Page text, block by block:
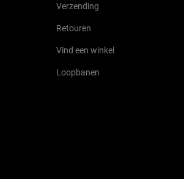
Verzending
Retouren
Vind een winkel
Loopbanen